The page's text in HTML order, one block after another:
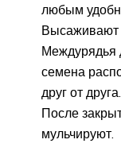
любым
Высаживают
Междурядья
семена
друг от
После
мульчируют.